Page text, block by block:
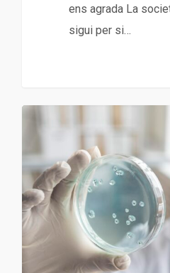
ens agrada La
sigui per si…